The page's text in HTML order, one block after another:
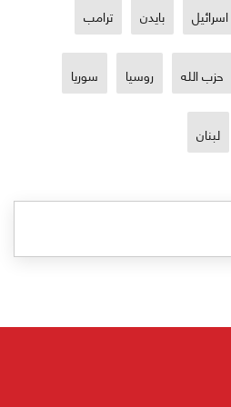
اسرائيل بايدن ترامب
حزب الله روسيا سوريا
لبنان